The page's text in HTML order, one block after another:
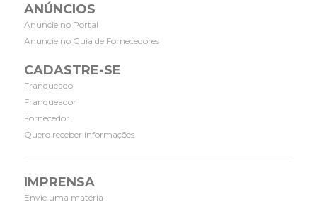
ANÚNCIOS
Anuncie no Portal
Anuncie no Guia de Fornecedores
CADASTRE-SE
Franqueado
Franqueador
Fornecedor
Quero receber informações
IMPRENSA
Envie uma matéria